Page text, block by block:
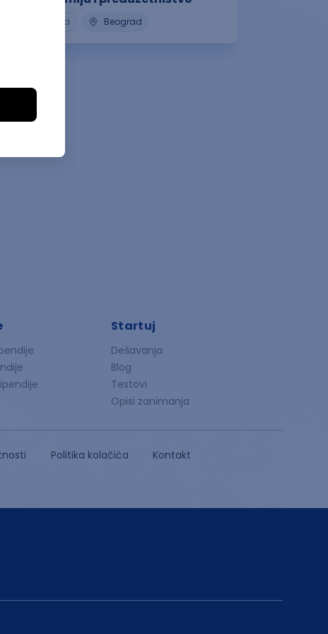
Privatna Beograd
Startuj
Dešavanja
Blog
Testovi
Opisi zanimanja
Politika kolačića Kontakt